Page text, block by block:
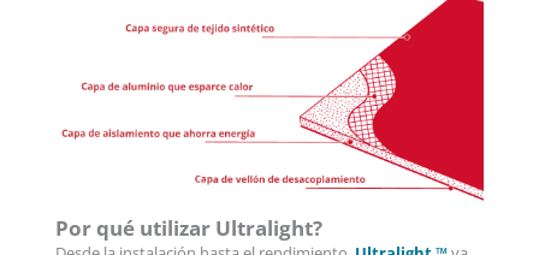
Por qué utilizar Ultralight?